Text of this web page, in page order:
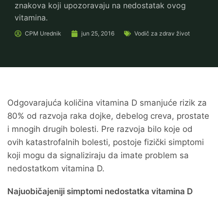
znakova koji upozoravaju na nedostatak ovog
vitamina.
CPM Urednik jun 25, 2016 Vodič za zdrav život
Odgovarajuća količina vitamina D smanjuće rizik za
80% od razvoja raka dojke, debelog creva, prostate
i mnogih drugih bolesti. Pre razvoja bilo koje od
ovih katastrofalnih bolesti, postoje fizički simptomi
koji mogu da signaliziraju da imate problem sa
nedostatkom vitamina D.
Najuobičajeniji simptomi nedostatka vitamina D